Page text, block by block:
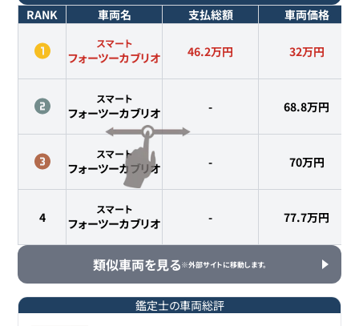
RANK 車両名 支払総額 車両価格
スマート
フォーツーカブリオ 46.2万円 32万円
スマート
フォーツーカブリオ - 68.8万円
スマート
フォーツーカブリオ - 70万円
4
スマート
フォーツーカブリオ - 77.7万円
類似車両を見る※外部サイトに移動します。
鑑定士の車両総評